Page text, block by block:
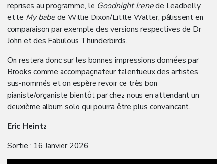
reprises au programme, le Goodnight Irenede Leadbelly
et le My babede Willie Dixon/Little Walter, pâlissent en
comparaison par exemple des versions respectives de Dr
John et des Fabulous Thunderbirds.
On restera donc sur les bonnes impressions données par
Brooks comme accompagnateur talentueux des artistes
sus-nommés et on espère revoir ce très bon
pianiste/organiste bientôt par chez nous en attendant un
deuxième album solo qui pourra être plus convaincant.
Eric Heintz
Sortie : 16 Janvier 2026